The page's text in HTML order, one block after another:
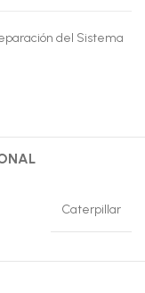
del Sistema
Caterpillar